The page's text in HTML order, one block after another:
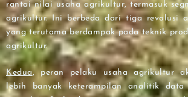
rantai nilai usaha agrikultur, termasuk
agrikultur. Ini berbeda dari tiga revolusi
yang terutama berdampak pada teknik
agrikultur.
Kedua, peran pelaku usaha agrikultur
lebih banyak keterampilan analitik